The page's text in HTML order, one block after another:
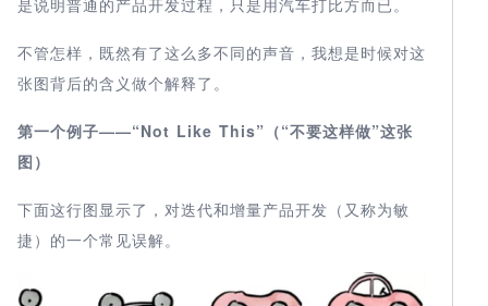
是说明普通的产品开发过程，只是用汽车打比方而已。
不管怎样，既然有了这么多不同的声音，我想是时候对这
张图背后的含义做个解释了。
第一个例子——“Not Like This”（“不要这样做”这张
图）
下面这行图显示了，对迭代和增量产品开发（又称为敏
捷）的一个常见误解。